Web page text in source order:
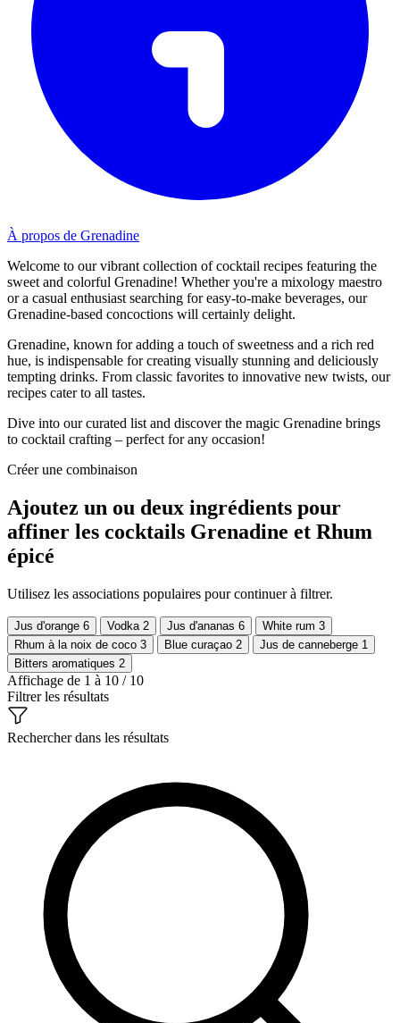
À propos de Grenadine
Welcome to our vibrant collection of cocktail recipes featuring the
sweet and colorful Grenadine! Whether you're a mixology maestro
or a casual enthusiast searching for easy-to-make beverages, our
Grenadine-based concoctions will certainly delight.
Grenadine, known for adding a touch of sweetness and a rich red
hue, is indispensable for creating visually stunning and deliciously
tempting drinks. From classic favorites to innovative new twists, our
recipes cater to all tastes.
Dive into our curated list and discover the magic Grenadine brings
to cocktail crafting – perfect for any occasion!
Créer une combinaison
Ajoutez un ou deux ingrédients pour
affiner les cocktails Grenadine et Rhum
épicé
Utilisez les associations populaires pour continuer à filtrer.
Jus d'orange 6 Vodka 2 Jus d'ananas 6 White rum 3
Rhum à la noix de coco 3 Blue curaçao 2 Jus de canneberge 1
Bitters aromatiques 2
Affichage de 1 à 10 / 10
Filtrer les résultats
Rechercher dans les résultats